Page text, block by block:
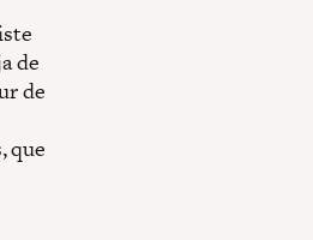
de
de
que